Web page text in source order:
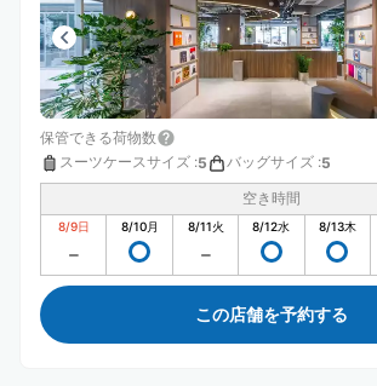
保管できる荷物数
スーツケースサイズ :5 バッグサイズ :5
空き時間
8/9日 8/10月 8/11火 8/12水 8/13木
この店舗を予約する